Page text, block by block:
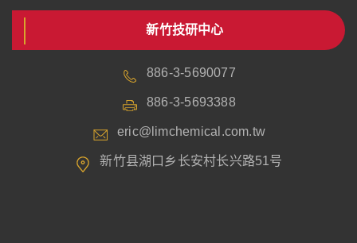
新竹技研中心
886-3-5690077
886-3-5693388
eric@limchemical.com.tw
新竹县湖口乡长安村长兴路51号